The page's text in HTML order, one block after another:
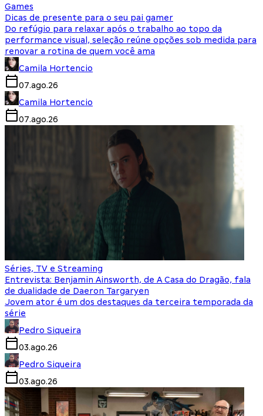
Games
Dicas de presente para o seu pai gamer
Do refúgio para relaxar após o trabalho ao topo da
performance visual, seleção reúne opções sob medida para
renovar a rotina de quem você ama
Camila Hortencio
07.ago.26
Camila Hortencio
07.ago.26
Séries, TV e Streaming
Entrevista: Benjamin Ainsworth, de A Casa do Dragão, fala
de dualidade de Daeron Targaryen
Jovem ator é um dos destaques da terceira temporada da
série
Pedro Siqueira
03.ago.26
Pedro Siqueira
03.ago.26